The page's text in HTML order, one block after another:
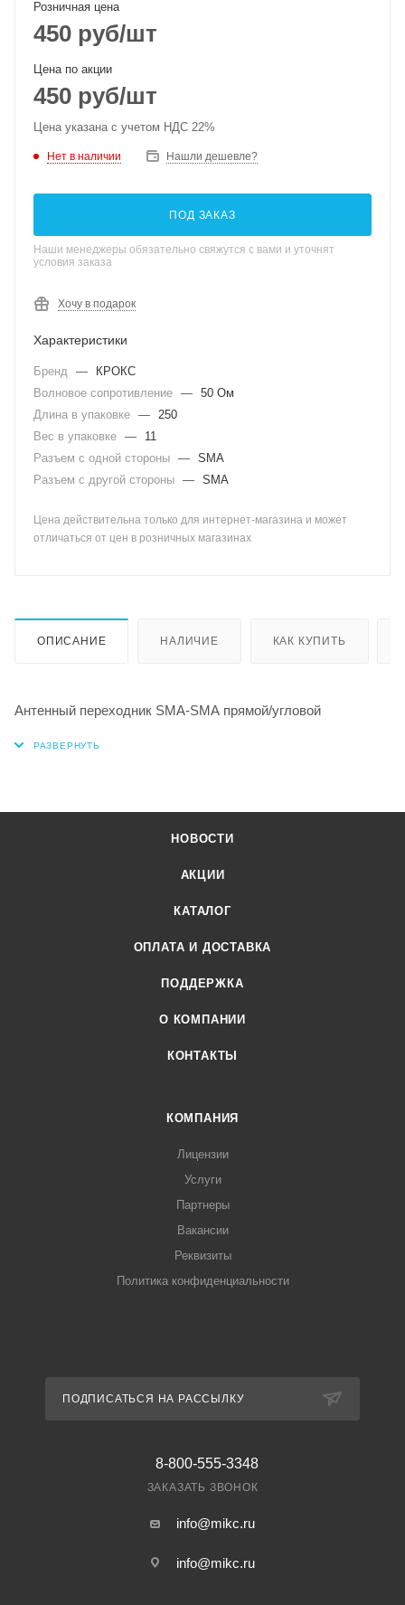
Розничная цена
450 руб/шт
Цена по акции
450 руб/шт
Цена указана с учетом НДС 22%
Нет в наличии Нашли дешевле?
ПОД ЗАКАЗ
Наши менеджеры обязательно свяжутся с вами и уточнят
условия заказа
Хочу в подарок
Характеристики
Бренд —
КРОКС
Волновое сопротивление — 50 Ом
Длина в упаковке — 250
Вес в упаковке —
11
Разъем с одной стороны — SMA
Разъем с другой стороны — SMA
Цена действительна только для интернет-магазина и может
отличаться от цен в розничных магазинах
ОПИСАНИЕ НАЛИЧИЕ КАК КУПИТЬ
Антенный переходник SMA-SMA прямой/угловой
НОВОСТИ
АКЦИИ
КАТАЛОГ
ОПЛАТА И ДОСТАВКА
ПОДДЕРЖКА
О КОМПАНИИ
КОНТАКТЫ
КОМПАНИЯ
Лицензии
Услуги
Партнеры
Вакансии
Реквизиты
Политика конфиденциальности
ПОДПИСАТЬСЯ НА РАССЫЛКУ
8-800-555-3348
ЗАКАЗАТЬ ЗВОНОК
info@mikc.ru
info@mikc.ru